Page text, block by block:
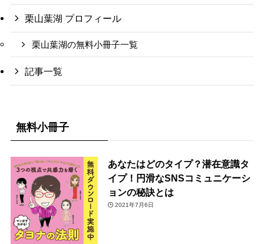
栗山葉湖 プロフィール
栗山葉湖の無料小冊子一覧
記事一覧
無料小冊子
あなたはどのタイプ？潜在意識タ
イプ！円滑なSNSコミュニケーシ
ョンの秘訣とは
2021年7月6日